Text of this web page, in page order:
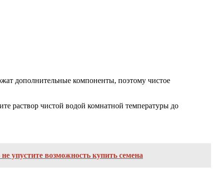
дополнительные компоненты, поэтому чистое
раствор чистой водой комнатной температуры до
упустите возможность купить семена